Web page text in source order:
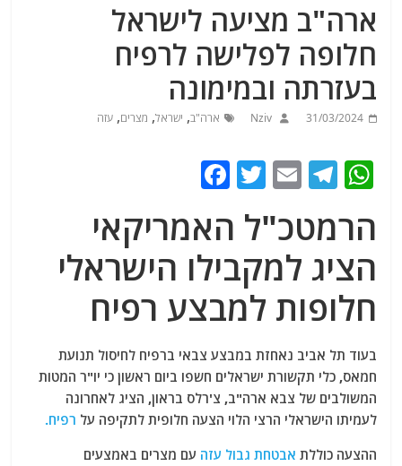
ארה"ב מציעה לישראל
חלופה לפלישה לרפיח
בעזרתה ובמימונה
31/03/2024
Nziv ארה"ב, ישראל, מצרים,עזה
W
at
s
A
p
p
T
e
g
ra
m
E
ai
l
T
itt
er
c
e
b
o
o
k
הרמטכ"ל האמריקאי
הציג למקבילו הישראלי
חלופות למבצע רפיח
בעוד תל אביב נאחזת במבצע צבאי ברפיח לחיסול תנועת
חמאס, כלי תקשורת ישראלים חשפו ביום ראשון כי יו"ר המטות
המשולבים של צבא ארה"ב, צ'רלס בראון, הציג לאחרונה
לעמיתו הישראלי הרצי הלוי הצעה חלופית לתקיפה על רפיח.
ההצעה כוללת אבטחת גבול עזה עם מצרים באמצעים